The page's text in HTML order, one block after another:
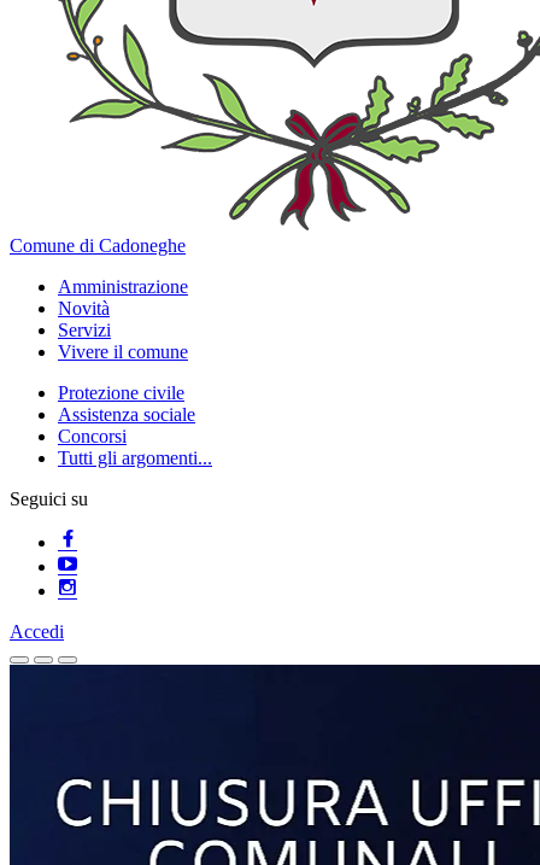
Comune di Cadoneghe
Amministrazione
Novità
Servizi
Vivere il comune
Protezione civile
Assistenza sociale
Concorsi
Tutti gli argomenti...
Seguici su
Accedi
Homepage